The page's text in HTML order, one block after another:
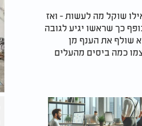
שוקל מה לעשות - ואז
כך שראשו יגיע לגובה
שולף את הענף מן
כמה ביסים מהעלים